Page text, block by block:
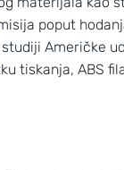
poput
Američke
tiskanja, ABS